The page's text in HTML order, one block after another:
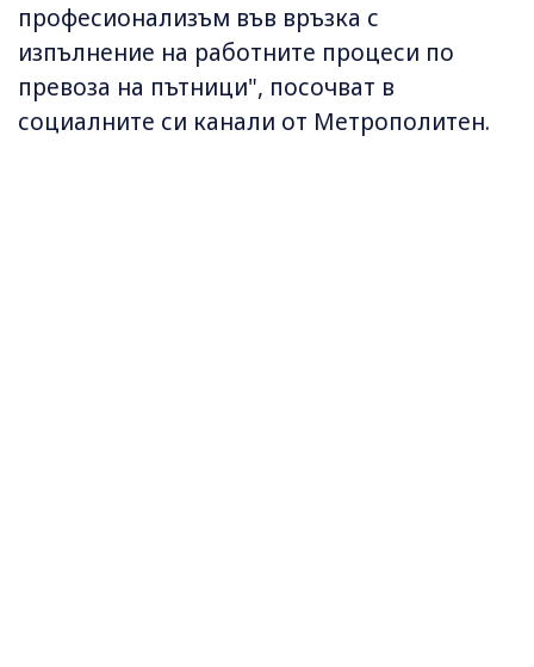
професионализъм във връзка с
изпълнение на работните процеси по
превоза на пътници", посочват в
социалните си канали от Метрополитен.